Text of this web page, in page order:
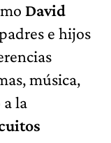
David
e hijos
música,
la